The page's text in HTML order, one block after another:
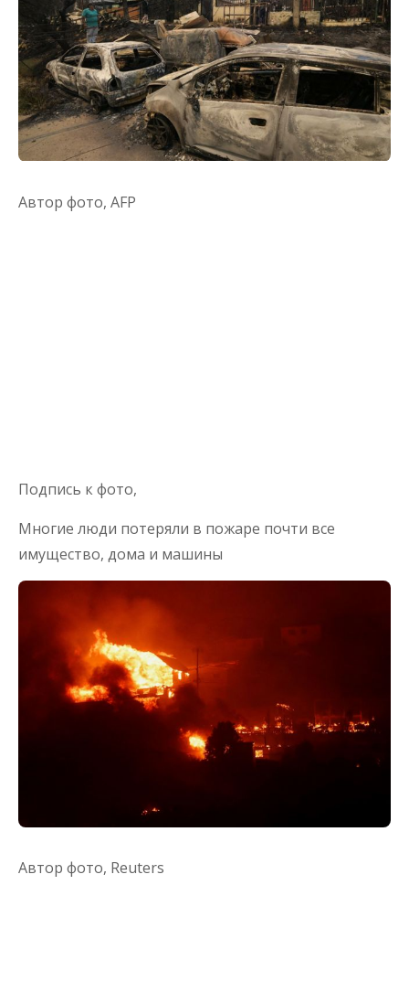
Автор фото, AFP
Подпись к фото,
Многие люди потеряли в пожаре почти все
имущество, дома и машины
Автор фото, Reuters